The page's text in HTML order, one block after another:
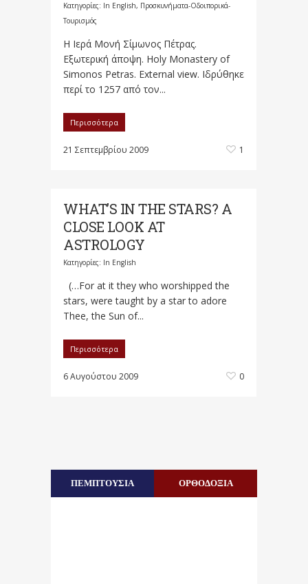
Κατηγορίες: In English, Προσκυνήματα-Οδοιπορικά-
Τουρισμός
Η Ιερά Μονή Σίμωνος Πέτρας.
Εξωτερική άποψη. Holy Monastery of
Simonos Petras. External view. Ιδρύθηκε
περί το 1257 από τον...
Περισσότερα
21 Σεπτεμβρίου 2009 1
WHAT’S IN THE STARS? A
CLOSE LOOK AT
ASTROLOGY
Κατηγορίες: In English
(…For at it they who worshipped the
stars, were taught by a star to adore
Thee, the Sun of...
Περισσότερα
6 Αυγούστου 2009 0
ΠΕΜΠΤΟΥΣΙΑ ΟΡΘΟΔΟΞΙΑ